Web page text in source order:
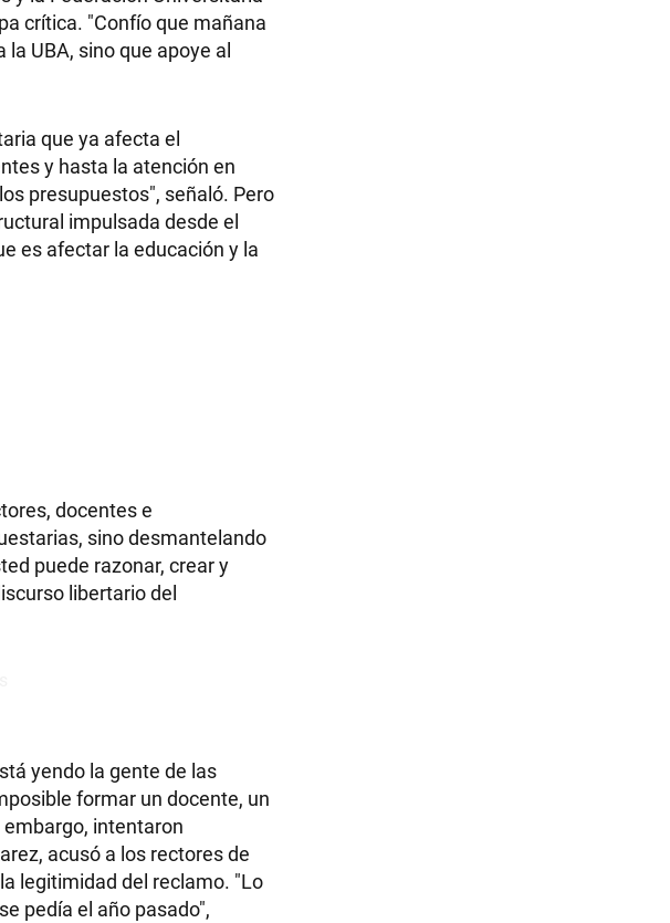
crítica. "Confío que mañana
UBA, sino que apoye al
que ya afecta el
y hasta la atención en
presupuestos", señaló. Pero
impulsada desde el
es afectar la educación y la
docentes e
sino desmantelando
puede razonar, crear y
libertario del
yendo la gente de las
formar un docente, un
embargo, intentaron
acusó a los rectores de
legitimidad del reclamo. "Lo
pedía el año pasado",